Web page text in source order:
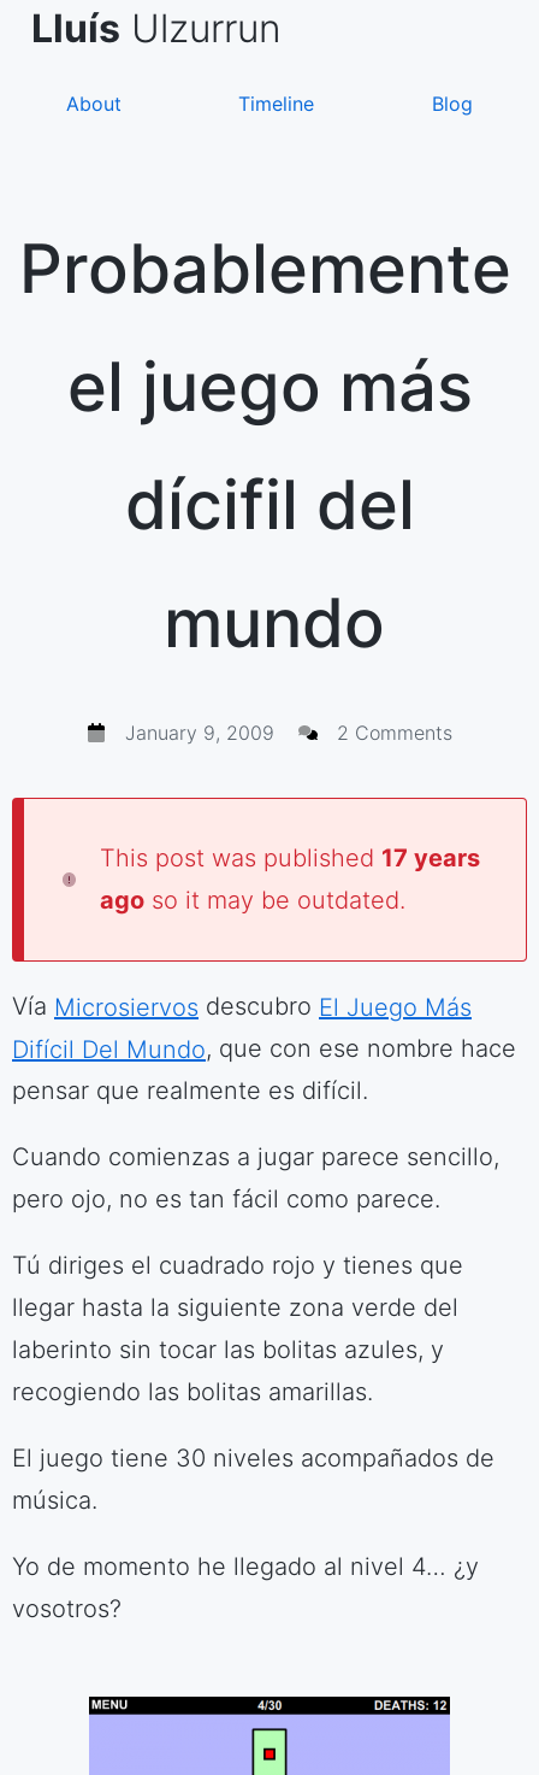
SkipLluís Ulzurrun
About Timeline Blog
Probablemente
el juego más
dícifil del
mundo
January 9, 2009 2 Comments
This post was published 17 years
ago so it may be outdated.
Vía Microsiervos descubro El Juego Más
Difícil Del Mundo, que con ese nombre hace
pensar que realmente es difícil.
Cuando comienzas a jugar parece sencillo,
pero ojo, no es tan fácil como parece.
Tú diriges el cuadrado rojo y tienes que
llegar hasta la siguiente zona verde del
laberinto sin tocar las bolitas azules, y
recogiendo las bolitas amarillas.
El juego tiene 30 niveles acompañados de
música.
Yo de momento he llegado al nivel 4… ¿y
vosotros?